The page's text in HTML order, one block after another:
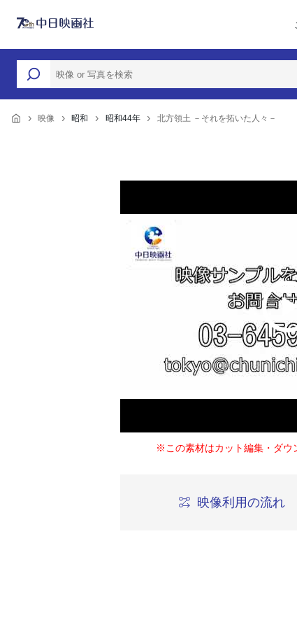
映像 昭和 昭和44年 北方領土 －それを拓いた人々－
※この素材はカット編集・ダウ
映像利用の流れ